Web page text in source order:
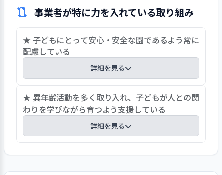
バス利用の保護者への情報伝達方法・行
事のあり方など、これまで当然とされてき
た保育の内容を今一度職員間で振り返り、
子どもを尊重した内容であるかどうかを
確認されたい。時代に則した保育につい
ての情報入手や研修の機会を利用し、さ
らなる保育の向上に繋げることを期待し
たい。
事業者が特に力を入れている取り組み
★ 子どもにとって安心・安全な園であるよう常に
配慮している
詳細を見る
災害の島とも言われており、災害は必ず起きると
いう前提の下で防止及び対応に注意を払ってい
る。行政による全島放送網やＩＰ告知端末が設置
されており、警察との連携も密である。保護者へ
の緊急・重要情報発信の必要性も高まっており、
昨年９月から保護者・職員対象の一斉通信連絡網
★ 異年齢活動を多く取り入れ、子どもが人との関
わりを学びながら育つよう支援している
詳細を見る
園では、年齢別の活動に加えて、異年齢で関わる